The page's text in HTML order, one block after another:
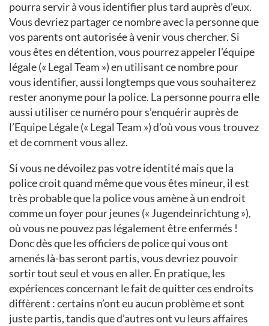
pourra servir à vous identifier plus tard auprès d’eux.
Vous devriez partager ce nombre avec la personne que
vos parents ont autorisée à venir vous chercher. Si
vous êtes en détention, vous pourrez appeler l’équipe
légale (« Legal Team ») en utilisant ce nombre pour
vous identifier, aussi longtemps que vous souhaiterez
rester anonyme pour la police. La personne pourra elle
aussi utiliser ce numéro pour s’enquérir auprès de
l’Equipe Légale (« Legal Team ») d’où vous vous trouvez
et de comment vous allez.
Si vous ne dévoilez pas votre identité mais que la
police croit quand même que vous êtes mineur, il est
très probable que la police vous amène à un endroit
comme un foyer pour jeunes (« Jugendeinrichtung »),
où vous ne pouvez pas légalement être enfermés !
Donc dès que les officiers de police qui vous ont
amenés là-bas seront partis, vous devriez pouvoir
sortir tout seul et vous en aller. En pratique, les
expériences concernant le fait de quitter ces endroits
diffèrent : certains n’ont eu aucun problème et sont
juste partis, tandis que d’autres ont vu leurs affaires